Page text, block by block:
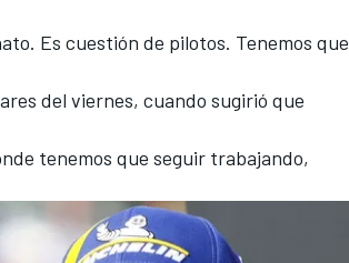
Es cuestión de pilotos. Tenemos que
del viernes, cuando sugirió que
tenemos que seguir trabajando,